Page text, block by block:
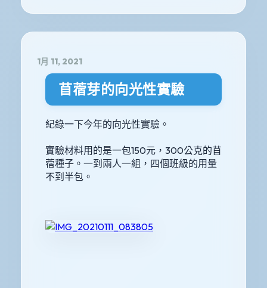
1月 11, 2021
苜蓿芽的向光性實驗
紀錄一下今年的向光性實驗。
實驗材料用的是一包150元，300公克的苜
蓿種子。一到兩人一組，四個班級的用量
不到半包。